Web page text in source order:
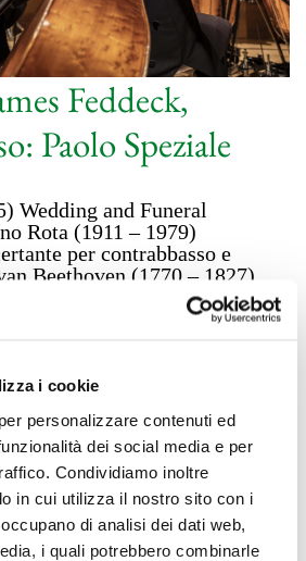
i cookie
personalizzare contenuti ed
dei social media e per
Condividiamo inoltre
in cui utilizza il nostro sito con i
di analisi dei dati web,
i quali potrebbero combinarle
Feddeck,
Paolo Speziale
Wedding and Funeral
Rota (1911 – 1979)
per contrabbasso e
Beethoven (1770 – 1827)
in Do minore op. 62
op. 93 direttore James